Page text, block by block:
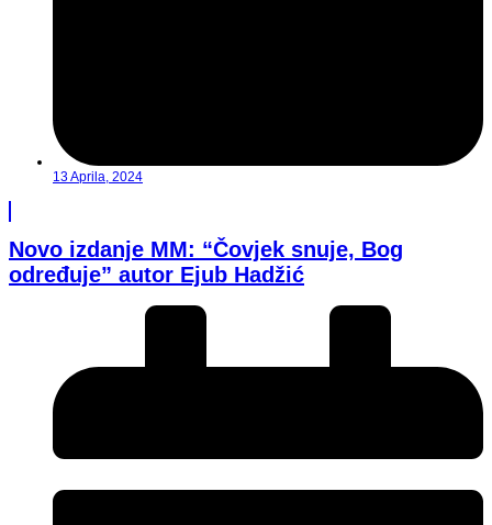
13 Aprila, 2024
Novo izdanje MM: “Čovjek snuje, Bog
određuje” autor Ejub Hadžić